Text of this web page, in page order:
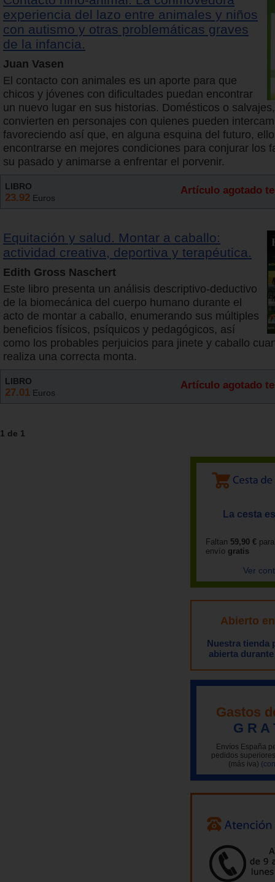
experiencia del lazo entre animales y niños
con autismo y otras problemáticas graves
de la infancia.
Juan Vasen
El contacto con animales es un aporte para que
chicos y jóvenes con dificultades puedan encontrar
un nuevo lugar en sus historias. Domésticos o
convierten en personajes con quienes pueden
favoreciendo así que, en alguna esquina del futuro,
encontrarse en mejores condiciones para conjurar los
su pasado y animarse a enfrentar el porvenir.
LIBRO
23.92 Euros
Artículo agotado
Equitación y salud. Montar a caballo:
actividad creativa, deportiva y terapéutica.
Edith Gross Naschert
Este libro presenta un análisis descriptivo-deductivo
de la biomecánica del cuerpo humano durante el
acto de montar a caballo, enumerando sus múltiples
beneficios físicos, psíquicos y pedagógicos, así
como los probables perjuicios para jinete y caballo
realiza una correcta monta.
LIBRO
27.01 Euros
Artículo agotado
1 de 1
La cesta
Faltan 59,90 €
envío gratis
Ver
Abierto
Nuestra tienda
abierta
Gastos
G R A
Envíos España
pedidos
(más iva)